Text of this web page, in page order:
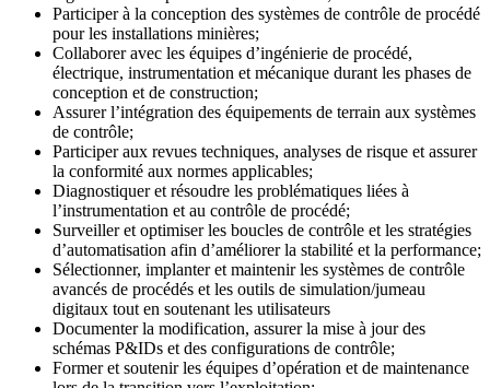
Participer à la conception des systèmes de contrôle de procédé
pour les installations minières;
Collaborer avec les équipes d’ingénierie de procédé,
électrique, instrumentation et mécanique durant les phases de
conception et de construction;
Assurer l’intégration des équipements de terrain aux systèmes
de contrôle;
Participer aux revues techniques, analyses de risque et assurer
la conformité aux normes applicables;
Diagnostiquer et résoudre les problématiques liées à
l’instrumentation et au contrôle de procédé;
Surveiller et optimiser les boucles de contrôle et les stratégies
d’automatisation afin d’améliorer la stabilité et la performance;
Sélectionner, implanter et maintenir les systèmes de contrôle
avancés de procédés et les outils de simulation/jumeau
digitaux tout en soutenant les utilisateurs
Documenter la modification, assurer la mise à jour des
schémas P&IDs et des configurations de contrôle;
Former et soutenir les équipes d’opération et de maintenance